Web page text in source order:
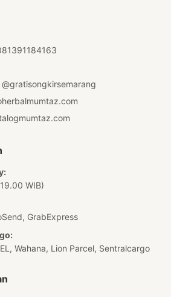
@gratisongkirsemarang
WIB)
GrabExpress
Wahana, Lion Parcel, Sentralcargo